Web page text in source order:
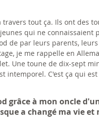
travers tout ça. Ils ont des
qui ne
de par leurs parents,
je me rappelle en
Une toune de dix-sept
intemporel. C'est ça qui
grâce à mon oncle
a changé ma vie